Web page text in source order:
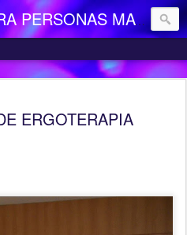
CENTRO DE DIA PARA PERSONAS MAYORES DEPENDIENTES "LA CAMOCHA"
ERGOTERAPIA